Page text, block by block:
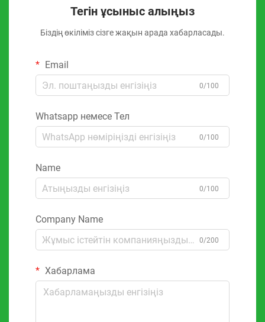
Тегін ұсыныс алыңыз
Біздің өкіліміз сізге жақын арада хабарласады.
Email
0/100
Whatsapp немесе Тел
0/100
Name
0/100
Company Name
0/200
Хабарлама